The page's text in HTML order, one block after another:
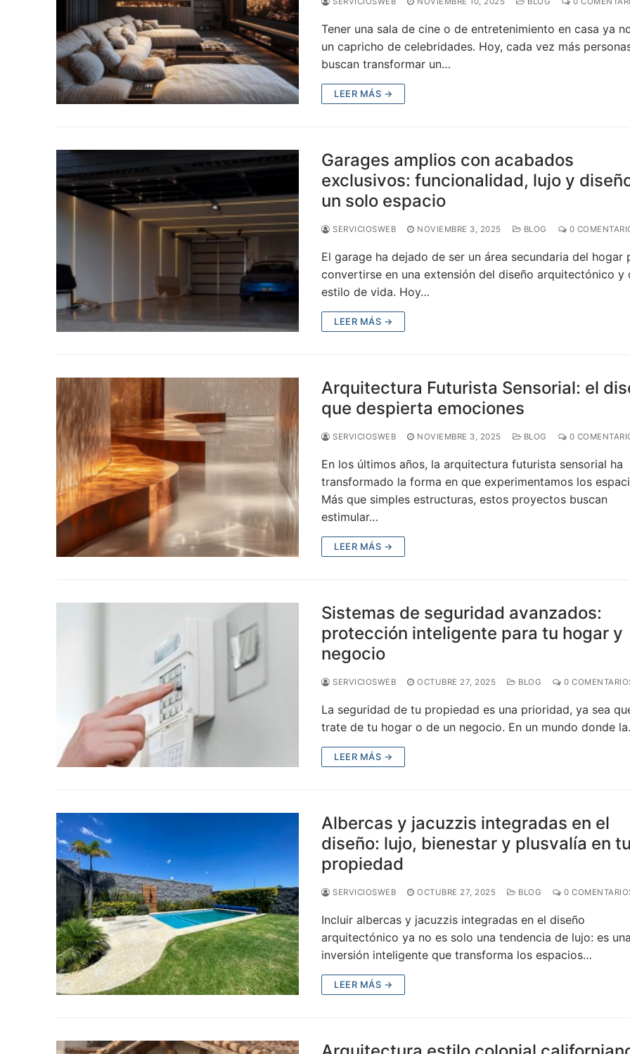
Tener una sala de cine o de entretenimiento en casa ya
un capricho de celebridades. Hoy, cada vez más
buscan transformar un…
LEER MÁS →
Garages amplios con acabados
exclusivos: funcionalidad, lujo y
un solo espacio
SERVICIOSWEB NOVIEMBRE 3, 2025 BLOG 0
El garage ha dejado de ser un área secundaria del hogar
convertirse en una extensión del diseño arquitectónico y
estilo de vida. Hoy…
LEER MÁS →
Arquitectura Futurista Sensorial: el
que despierta emociones
SERVICIOSWEB NOVIEMBRE 3, 2025 BLOG 0
En los últimos años, la arquitectura futurista sensorial ha
transformado la forma en que experimentamos los
Más que simples estructuras, estos proyectos buscan
estimular…
LEER MÁS →
Sistemas de seguridad avanzados:
protección inteligente para tu hogar y
negocio
SERVICIOSWEB OCTUBRE 27, 2025 BLOG 0
La seguridad de tu propiedad es una prioridad, ya sea
trate de tu hogar o de un negocio. En un mundo donde
LEER MÁS →
Albercas y jacuzzis integradas en el
diseño: lujo, bienestar y plusvalía en tu
propiedad
SERVICIOSWEB OCTUBRE 27, 2025 BLOG 0
Incluir albercas y jacuzzis integradas en el diseño
arquitectónico ya no es solo una tendencia de lujo: es una
inversión inteligente que transforma los espacios…
LEER MÁS →